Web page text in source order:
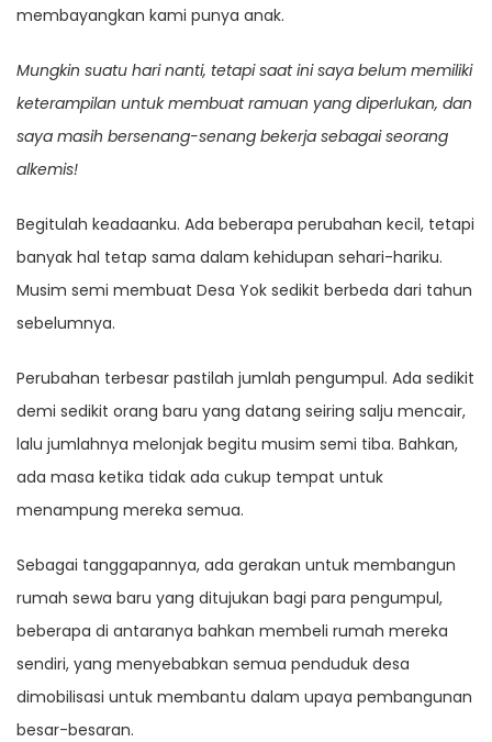
membayangkan kami punya anak.
Mungkin suatu hari nanti, tetapi saat ini saya belum memiliki
keterampilan untuk membuat ramuan yang diperlukan, dan
saya masih bersenang-senang bekerja sebagai seorang
alkemis!
Begitulah keadaanku. Ada beberapa perubahan kecil, tetapi
banyak hal tetap sama dalam kehidupan sehari-hariku.
Musim semi membuat Desa Yok sedikit berbeda dari tahun
sebelumnya.
Perubahan terbesar pastilah jumlah pengumpul. Ada sedikit
demi sedikit orang baru yang datang seiring salju mencair,
lalu jumlahnya melonjak begitu musim semi tiba. Bahkan,
ada masa ketika tidak ada cukup tempat untuk
menampung mereka semua.
Sebagai tanggapannya, ada gerakan untuk membangun
rumah sewa baru yang ditujukan bagi para pengumpul,
beberapa di antaranya bahkan membeli rumah mereka
sendiri, yang menyebabkan semua penduduk desa
dimobilisasi untuk membantu dalam upaya pembangunan
besar-besaran.